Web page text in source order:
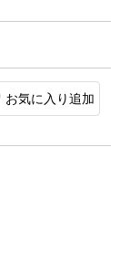
お気に入り追加